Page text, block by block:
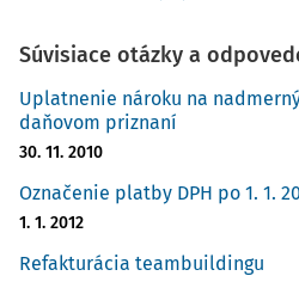
Súvisiace otázky a
Uplatnenie nároku na
daňovom priznaní
30. 11. 2010
Označenie platby DPH po 1. 1.
1. 1. 2012
Refakturácia teambuildingu